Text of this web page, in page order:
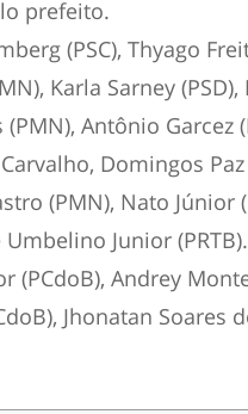
prefeito.
(PSC), Thyago
Karla Sarney (PSD),
Antônio Garcez
Domingos
(PMN), Nato Júnior
Junior (PRTB).
(PCdoB), Andrey
Jhonatan Soares